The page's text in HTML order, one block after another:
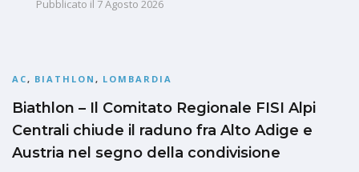
Pubblicato il 7 Agosto 2026
AC, BIATHLON , LOMBARDIA
Biathlon – Il Comitato Regionale FISI Alpi
Centrali chiude il raduno fra Alto Adige e
Austria nel segno della condivisione